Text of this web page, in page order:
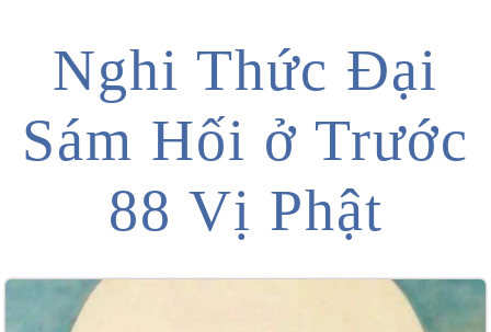
Nghi Thức Đại
Sám Hối ở Trước
88 Vị Phật